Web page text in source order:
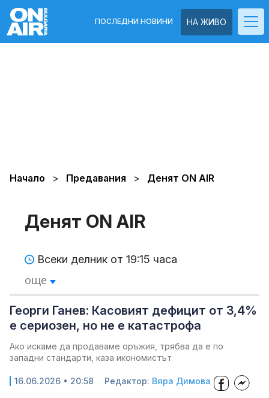
НА ЖИВО
ПОСЛЕДНИ НОВИНИ
Начало Предавания Денят ON AIR
Денят ON AIR
Всеки делник от 19:15 часа
още
Георги Ганев: Касовият дефицит от 3,4%
е сериозен, но не е катастрофа
Ако искаме да продаваме оръжия, трябва да е по
западни стандарти, каза икономистът
16.06.2026 • 20:58 Редактор: Вяра Димова